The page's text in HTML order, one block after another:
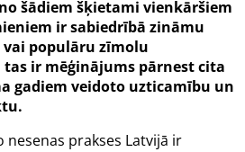
šādiem šķietami vienkāršiem
ir sabiedrībā zināmu
populāru zīmolu
ir mēģinājums pārnest cita
gadiem veidoto uzticamību un
nesenas prakses Latvijā ir